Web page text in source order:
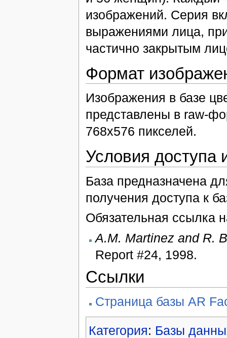
изображений. Серия
выражениями лица,
частично закрытым
Формат
Изображения в базе
представлены в raw-
768x576 пикселей.
Условия доступа
База предназначена
получения доступа к
Обязательная ссылка
A.M. Martinez and R.
Report #24, 1998.
Ссылки
Страница базы AR
Категория: Базы